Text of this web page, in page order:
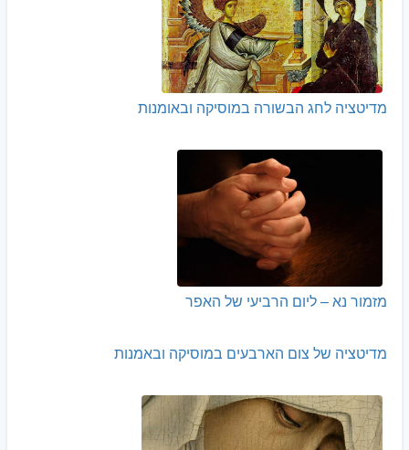
מדיטציה לחג הבשורה במוסיקה ובאומנות
מזמור נא – ליום הרביעי של האפר
מדיטציה של צום הארבעים במוסיקה ובאמנות